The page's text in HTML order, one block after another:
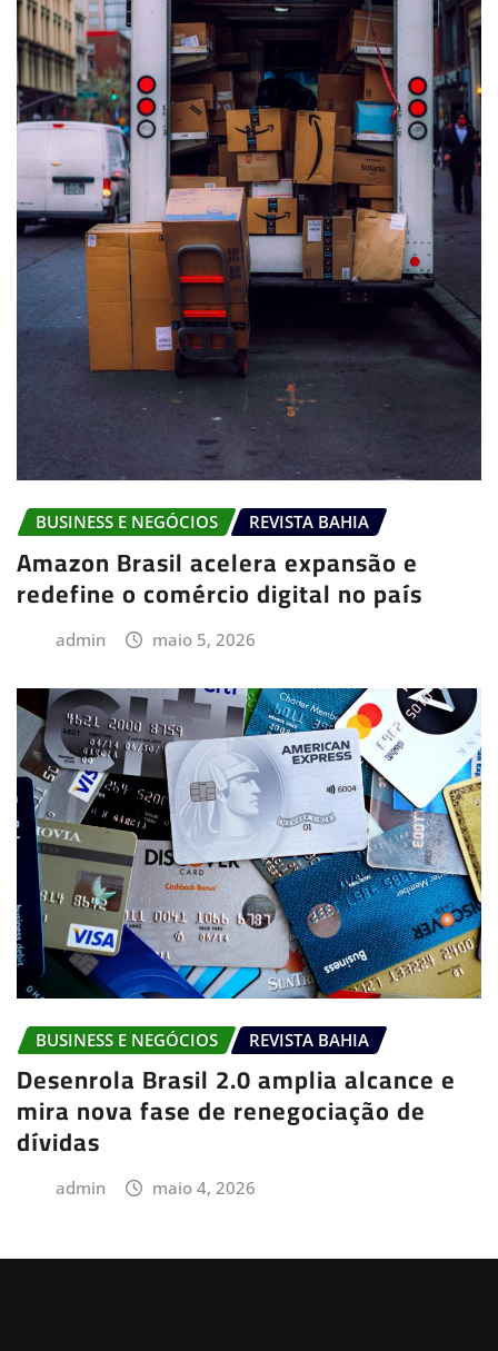
BUSINESS E NEGÓCIOS REVISTA BAHIA
Amazon Brasil acelera expansão e
redefine o comércio digital no país
admin maio 5, 2026
BUSINESS E NEGÓCIOS REVISTA BAHIA
Desenrola Brasil 2.0 amplia alcance e
mira nova fase de renegociação de
dívidas
admin maio 4, 2026